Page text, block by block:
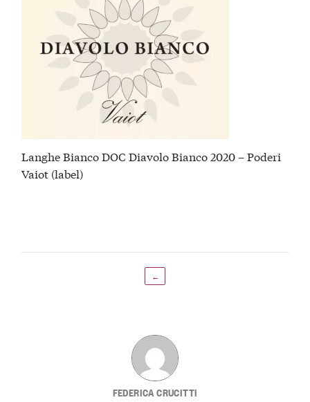
Langhe Bianco DOC Diavolo Bianco 2020 – Poderi
Vaiot (label)
←
FEDERICA CRUCITTI